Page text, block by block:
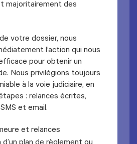
majoritairement des
votre dossier, nous
l’action qui nous
pour obtenir un
Nous privilégions toujours
à la voie judiciaire, en
: relances écrites,
et email.
et relances